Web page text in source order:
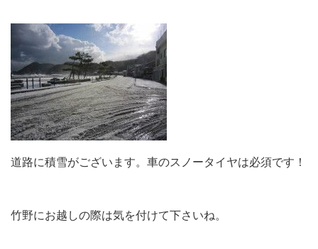
道路に積雪がございます。車のスノータイヤは必須です！
竹野にお越しの際は気を付けて下さいね。